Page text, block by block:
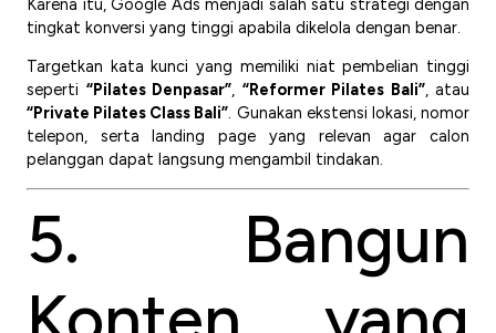
Karena itu, Google Ads menjadi salah satu strategi dengan
tingkat konversi yang tinggi apabila dikelola dengan benar.
Targetkan kata kunci yang memiliki niat pembelian tinggi
seperti “Pilates Denpasar”, “Reformer Pilates Bali”, atau
“Private Pilates Class Bali”. Gunakan ekstensi lokasi, nomor
telepon, serta landing page yang relevan agar calon
pelanggan dapat langsung mengambil tindakan.
5. Bangun